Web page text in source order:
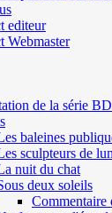
editeur
Webmaster
de la série
baleines
sculpteurs de
nuit du chat
deux soleils
Commentaire